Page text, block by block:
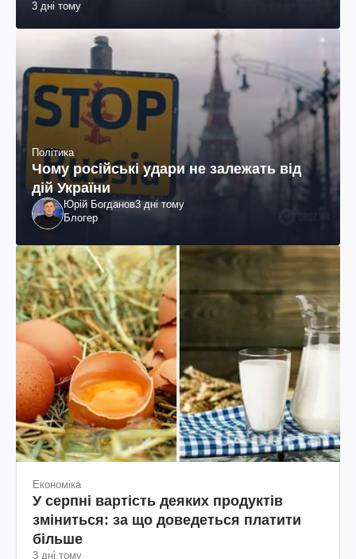
3 дні тому
Політика
Чому російські удари не залежать від
дій України
Юрій Богданов3 дні тому
Блогер
Економіка
У серпні вартість деяких продуктів
зміниться: за що доведеться платити
більше
3 дні тому